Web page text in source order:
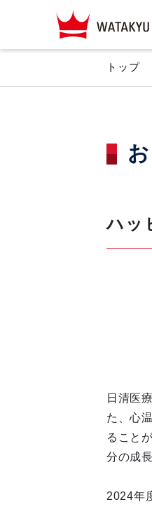
トップ
ハッ
日清医
た、心
ること
分の成
2024年